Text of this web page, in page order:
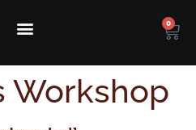
0
Workshop